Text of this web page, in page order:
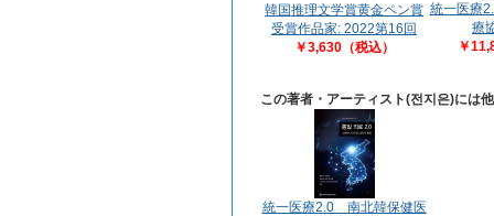
韓国推理文学賞黄金ペン賞
受賞作品家: 2022第16回
￥3,630（税込）
統一医療
療
￥
この著者・アーティスト(전지은)には
統一医療2.0 南北韓保健医